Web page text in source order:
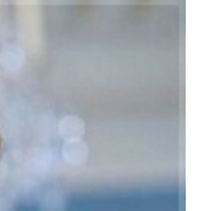
QUÁ KHỨ VÀ HIỆN